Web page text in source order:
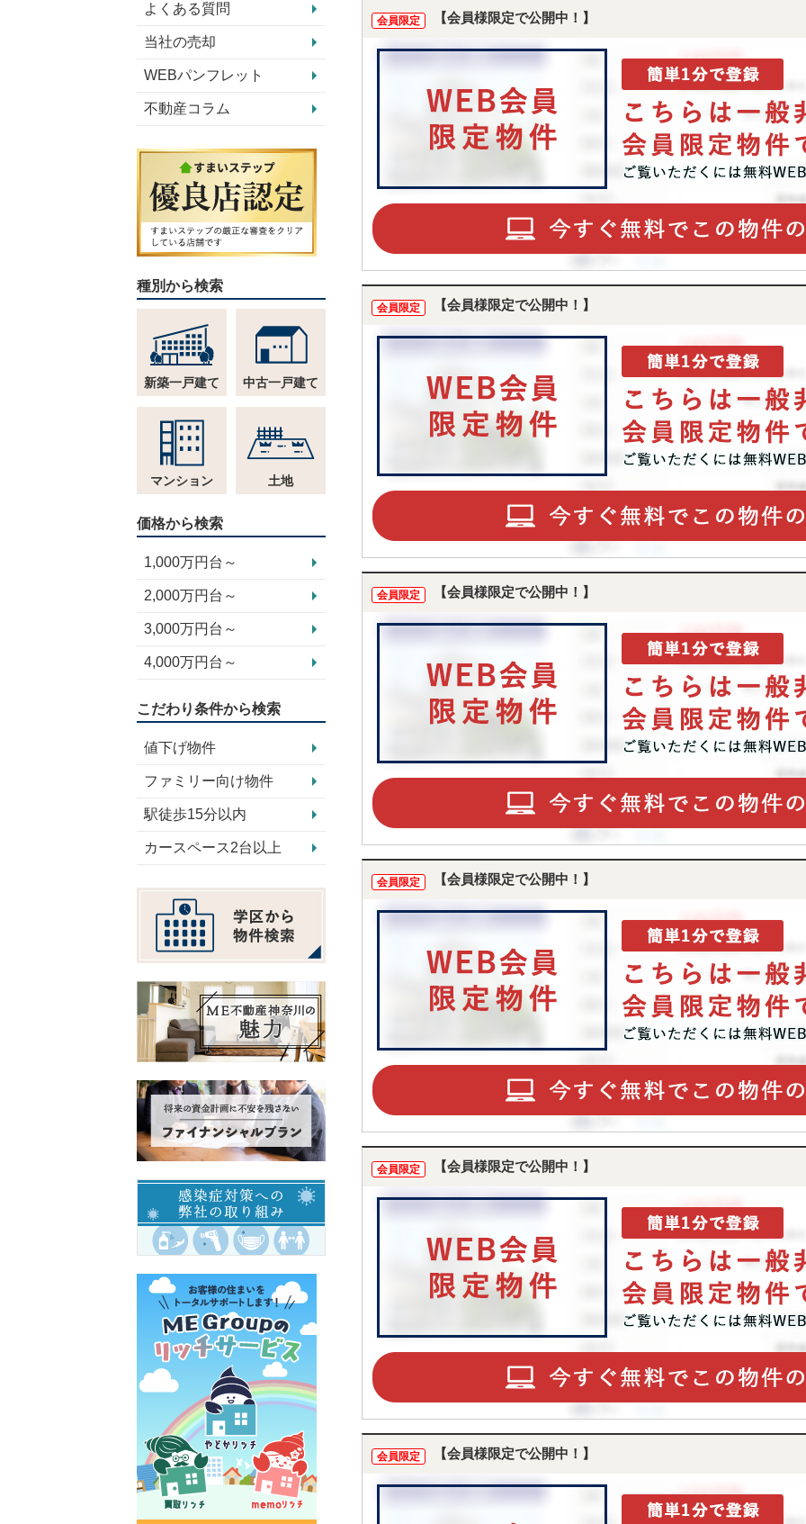
会員限定 【会員様限定で公開中！】
会員限定 【会員様限定で公開中！】
会員限定 【会員様限定で公開中！】
会員限定 【会員様限定で公開中！】
会員限定 【会員様限定で公開中！】
会員限定 【会員様限定で公開中！】
よくある質問
当社の売却
WEBパンフレット
不動産コラム
種別から検索
新築一戸建て 中古一戸建て
マンション 土地
価格から検索
1,000万円台～
2,000万円台～
3,000万円台～
4,000万円台～
こだわり条件から検索
値下げ物件
ファミリー向け物件
駅徒歩15分以内
カースペース2台以上